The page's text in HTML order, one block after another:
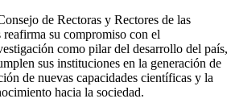
de Rectoras y Rectores de las
su compromiso con el
como pilar del desarrollo del país,
sus instituciones en la generación de
de nuevas capacidades científicas y la
hacia la sociedad.